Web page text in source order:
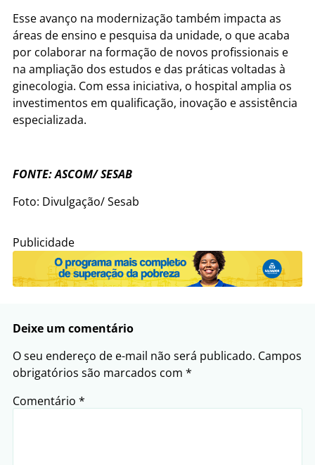
Esse avanço na modernização também impacta as
áreas de ensino e pesquisa da unidade, o que acaba
por colaborar na formação de novos profissionais e
na ampliação dos estudos e das práticas voltadas à
ginecologia. Com essa iniciativa, o hospital amplia os
investimentos em qualificação, inovação e assistência
especializada.
FONTE: ASCOM/ SESAB
Foto: Divulgação/ Sesab
Publicidade
Deixe um comentário
O seu endereço de e-mail não será publicado. Campos
obrigatórios são marcados com *
Comentário *